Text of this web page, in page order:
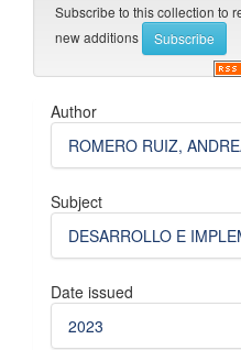
Subscribe to this collection to
new additions
Author
ROMERO RUIZ,
Subject
DESARROLLO E
Date issued
2023